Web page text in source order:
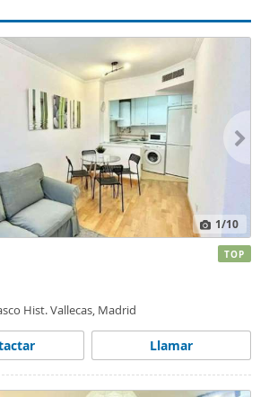
1/10
Hist. Vallecas, Madrid
Llamar
TOP